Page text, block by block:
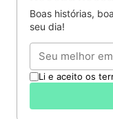
Boas histórias,
seu dia!
Email
Li e aceito os